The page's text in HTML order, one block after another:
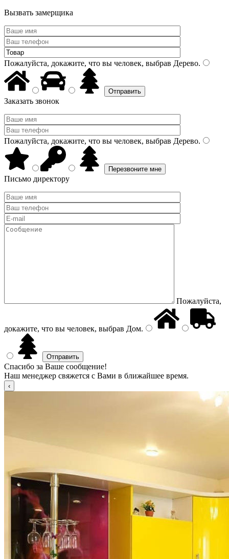
Вызвать замерщика
Пожалуйста, докажите, что вы человек, выбрав Дерево.
Заказать звонок
Пожалуйста, докажите, что вы человек, выбрав Дерево.
Письмо директору
Пожалуйста,
докажите, что вы человек, выбрав Дом.
Спасибо за Ваше сообщение!
Наш менеджер свяжется с Вами в ближайшее время.